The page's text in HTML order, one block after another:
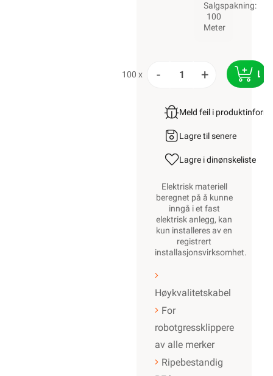
Salgspakning:
100
Meter
100 x - +
Meld feil i
Lagre til senere
Lagre i dinønskeliste
Elektrisk materiell
beregnet på å kunne
inngå i et fast
elektrisk anlegg, kan
kun installeres av en
registrert
installasjonsvirksomhet.
Høykvalitetskabel
For
robotgressklippere
av alle merker
Ripebestandig